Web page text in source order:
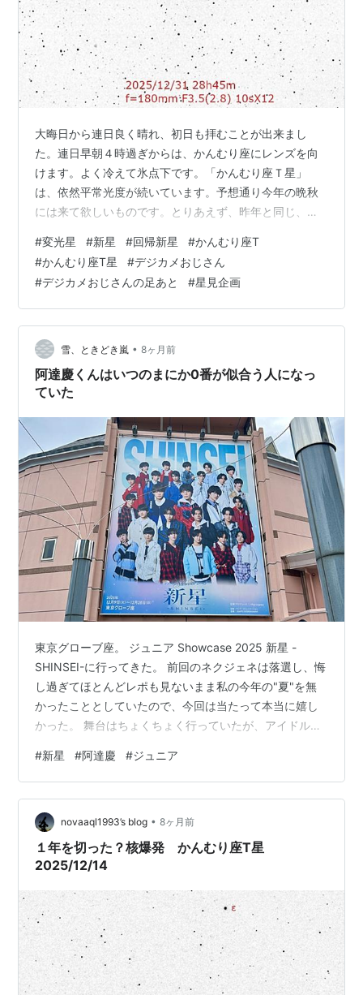
大晦日から連日良く晴れ、初日も拝むことが出来まし
た。連日早朝４時過ぎからは、かんむり座にレンズを向
けます。よく冷えて氷点下です。「かんむり座Ｔ星」
は、依然平常光度が続いています。予想通り今年の晩秋
には来て欲しいものです。とりあえず、昨年と同じ、
CrB １月１日 T CrB １月２日 T CrB １月３日
#変光星 #新星 #回帰新星 #かんむり座T
#かんむり座T星 #デジカメおじさん
#デジカメおじさんの足あと #星見企画
雪、ときどき嵐 • 8ヶ月前
阿達慶くんはいつのまにか0番が似合う人になっ
ていた
東京グローブ座。 ジュニア Showcase 2025 新星 -
SHINSEI-に行ってきた。 前回のネクジェネは落選し、悔
し過ぎてほとんどレポも見ないまま私の今年の"夏"を無
かったこととしていたので、今回は当たって本当に嬉し
かった。 舞台はちょくちょく行っていたが、アイドルと
snowworld9.hatenablog.com しかも、いまスケジュール
を確認し直したら本当にぴったり1年が経っていた。私は
12月21日に何か縁があるのかもしれない。 今回、阿達く
んは名前の掲載順が一番だったし、ポスターでも真ん中
を張っていた。 グローブ座にデカデカ…
#新星 #阿達慶 #ジュニア
novaaql1993’s blog • 8ヶ月前
１年を切った？核爆発 かんむり座T星
2025/12/14